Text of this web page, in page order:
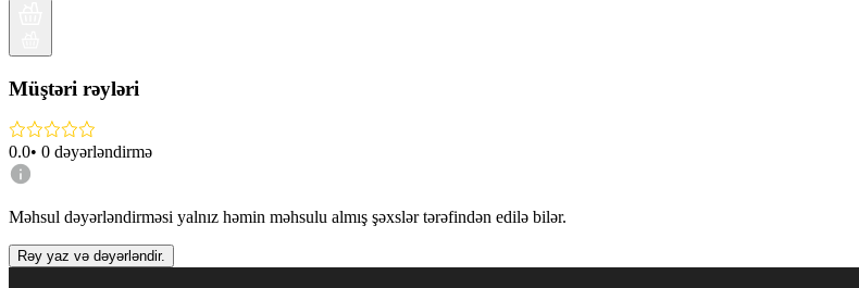
Müştəri rəyləri
0.0• 0 dəyərləndirmə
Məhsul dəyərləndirməsi yalnız həmin məhsulu almış şəxslər tərəfindən edilə bilər.
Rəy yaz və dəyərləndir.